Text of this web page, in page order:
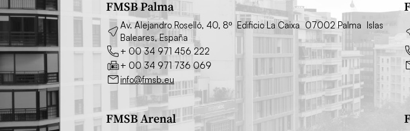
FMSB Palma
Av. Alejandro Roselló, 40, 8º Edificio La Caixa 07002 Palma Islas
Baleares, España
+ 00 34 971 456 222
+ 00 34 971 736 069
info@fmsb.eu
FMSB Arenal